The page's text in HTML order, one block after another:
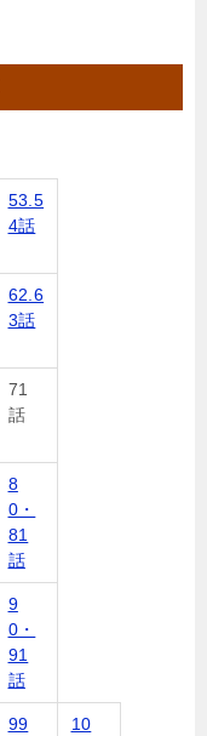
53.5
4話
62.6
3話
71
話
8
0・
81
話
9
0・
91
話
99
10